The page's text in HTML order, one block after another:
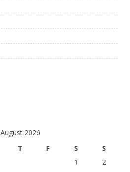
August 2026
T F S
S
1
2